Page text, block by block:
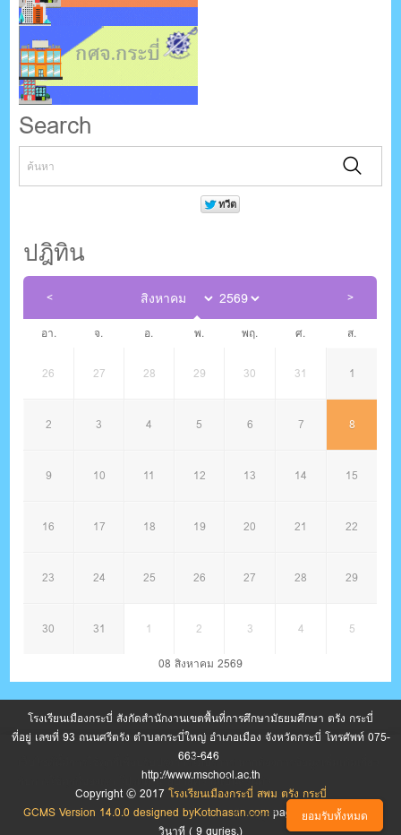
Search
ปฎิทิน
อา. จ. อ. พ. พฤ. ศ. ส.
26 27 28 29 30 31 1
2 3 4 5 6 7 8
9 10 11 12 13 14 15
16 17 18 19 20 21 22
23 24 25 26 27 28 29
30 31 1 2 3 4 5
08 สิงหาคม 2569
โรงเรียนเมืองกระบี่ สังกัดสำนักงานเขตพื้นที่การศึกษามัธยมศึกษา ตรัง กระบี่
ที่อยู่ เลขที่ 93 ถนนศรีตรัง ตำบลกระบี่ใหญ่ อำเภอเมือง จังหวัดกระบี่ โทรศัพท์ 075-
663-646
http://www.mschool.ac.th
Copyright © 2017 โรงเรียนเมืองกระบี่ สพม ตรัง กระบี่
GCMS Version 14.0.0 designed byKotchasan.com page process0.1017
วินาที ( 9 quries.)
เว็บไซต์นี้มีการใช้คุกกี้เพื่อปรับปรุงการให้บริการ หากต้องการข้อมูลเพิ่มเติมเกี่ยว
กับการใช้คุกกี้ของเรา โปรดดู นโยบายความเป็นส่วนตัว
ตั้งค่าคุกกี้ ยอมรับทั้งหมด